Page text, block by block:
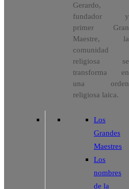
Gerardo,
fundador y
primer Gran
Maestre, la
comunidad
religiosa se
transforma en
una orden
religiosa laica.
Los
Grandes
Maestres
Los
nombres
de la